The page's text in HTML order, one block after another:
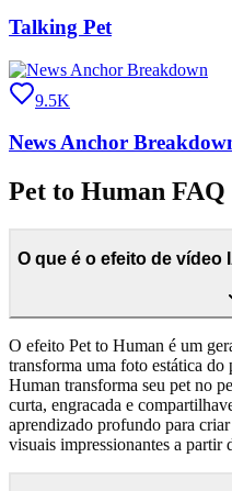
Talking Pet
9.5K
News Anchor
Pet to Human FAQ
O que é o efeito de vídeo
O efeito Pet to Human é um
transforma uma foto estática
Human transforma seu pet no
curta, engracada e
aprendizado profundo para
visuais impressionantes a partir